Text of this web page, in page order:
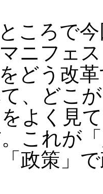
今回、
ニフェ
どう改
、どこ
よく見
これが
政策」